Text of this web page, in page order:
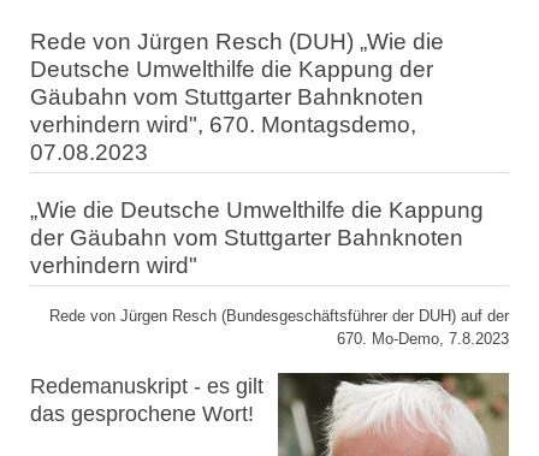
Rede von Jürgen Resch (DUH) „Wie die
Deutsche Umwelthilfe die Kappung der
Gäubahn vom Stuttgarter Bahnknoten
verhindern wird", 670. Montagsdemo,
07.08.2023
„Wie die Deutsche Umwelthilfe die Kappung
der Gäubahn vom Stuttgarter Bahnknoten
verhindern wird"
Rede von Jürgen Resch (Bundesgeschäftsführer der DUH) auf der
670. Mo-Demo, 7.8.2023
Redemanuskript - es gilt
das gesprochene Wort!